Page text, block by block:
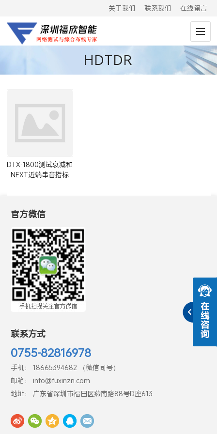
关于我们 联系我们 在线留言
HDTDR
DTX-1800测试衰减和
NEXT近端串音指标
官方微信
联系方式
0755-82816978
手机： 18665394682 （微信同号）
邮箱： info@fuxinzn.com
地址： 广东省深圳市福田区燕南路88号D座613